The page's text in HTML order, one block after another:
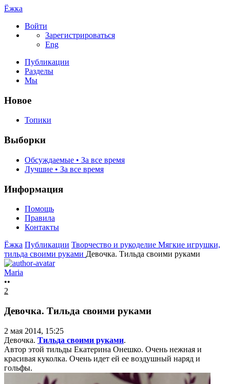
Ёжка
Войти
Зарегистрироваться
Eng
Публикации
Разделы
Мы
Новое
Топики
Выборки
Обсуждаемые • За все время
Лучшие • За все время
Информация
Помощь
Правила
Контакты
Ёжка Публикации Творчество и рукоделие Мягкие игрушки,
тильда своими руками Девочка. Тильда своими руками
Maria
••
2
Девочка. Тильда своими руками
2 мая 2014, 15:25
Девочка. Тильда своими руками.
Автор этой тильды Екатерина Онешко. Очень нежная и
красивая куколка. Очень идет ей ее воздушный наряд и
гольфы.